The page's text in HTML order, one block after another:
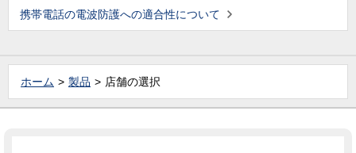
携帯電話の電波防護への適合性について
ホーム 製品 店舗の選択